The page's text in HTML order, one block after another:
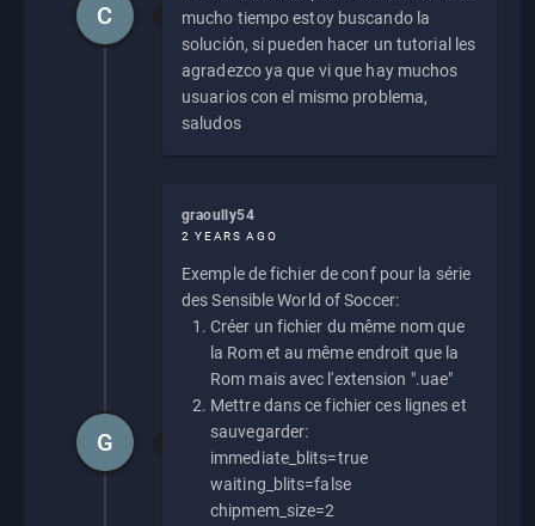
mucho tiempo estoy buscando la
solución, si pueden hacer un tutorial les
agradezco ya que vi que hay muchos
usuarios con el mismo problema,
saludos
C
graoully54
2 YEARS AGO
Exemple de fichier de conf pour la série
des Sensible World of Soccer:
Créer un fichier du même nom que
la Rom et au même endroit que la
Rom mais avec l'extension ".uae"
Mettre dans ce fichier ces lignes et
sauvegarder:
immediate_blits=true
waiting_blits=false
chipmem_size=2
G